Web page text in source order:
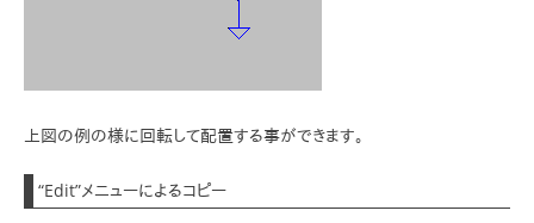
上図の例の様に回転して配置する事ができます。
“Edit”メニューによるコピー